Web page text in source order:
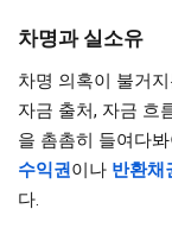
차명과 실소유
차명 의혹이 불거
자금 출처, 자금 흐
을 촘촘히 들여다
수익권이나 반환채
다.